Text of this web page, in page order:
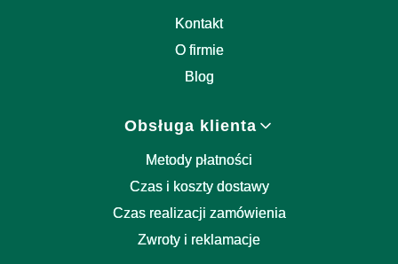
Kontakt
O firmie
Blog
Obsługa klienta
Metody płatności
Czas i koszty dostawy
Czas realizacji zamówienia
Zwroty i reklamacje